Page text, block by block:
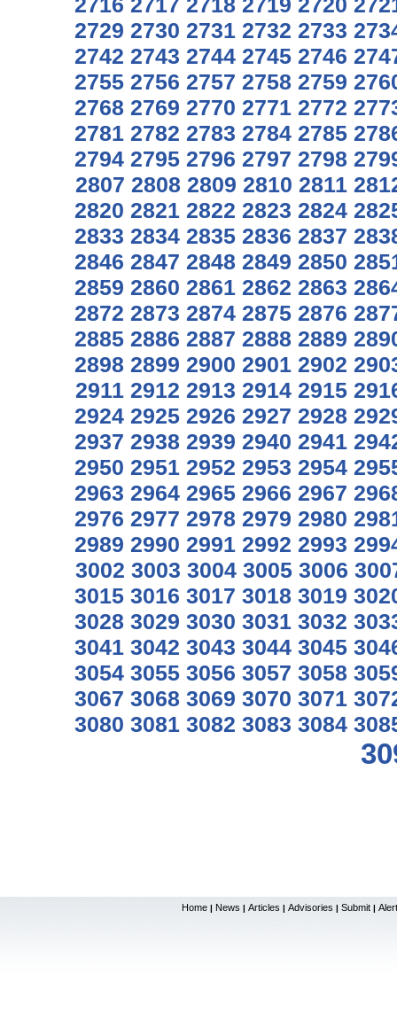
2729 2730 2731 2732 2733
2742 2743 2744 2745 2746
2755 2756 2757 2758 2759
2768 2769 2770 2771 2772
2781 2782 2783 2784 2785
2794 2795 2796 2797 2798
2807 2808 2809 2810 2811
2820 2821 2822 2823 2824
2833 2834 2835 2836 2837
2846 2847 2848 2849 2850
2859 2860 2861 2862 2863
2872 2873 2874 2875 2876
2885 2886 2887 2888 2889
2898 2899 2900 2901 2902
2911 2912 2913 2914 2915
2924 2925 2926 2927 2928
2937 2938 2939 2940 2941
2950 2951 2952 2953 2954
2963 2964 2965 2966 2967
2976 2977 2978 2979 2980
2989 2990 2991 2992 2993
3002 3003 3004 3005 3006
3015 3016 3017 3018 3019
3028 3029 3030 3031 3032
3041 3042 3043 3044 3045
3054 3055 3056 3057 3058
3067 3068 3069 3070 3071
3080 3081 3082 3083 3084
Home | News | Articles | Advisories | Submit |